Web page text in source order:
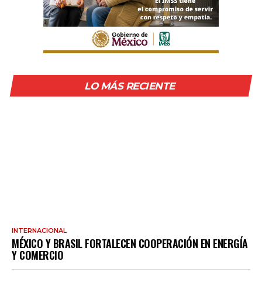
LO MÁS RECIENTE
INTERNACIONAL
MÉXICO Y BRASIL FORTALECEN COOPERACIÓN EN ENERGÍA
Y COMERCIO